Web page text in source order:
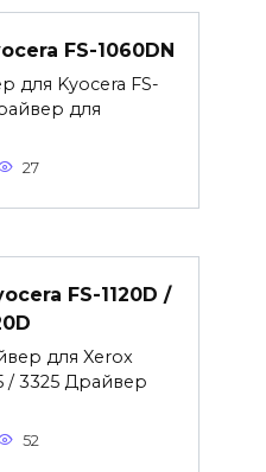
FS-1060DN
для Kyocera FS-
для
27
FS-1120D /
для Xerox
/ 3325 Драйвер
52